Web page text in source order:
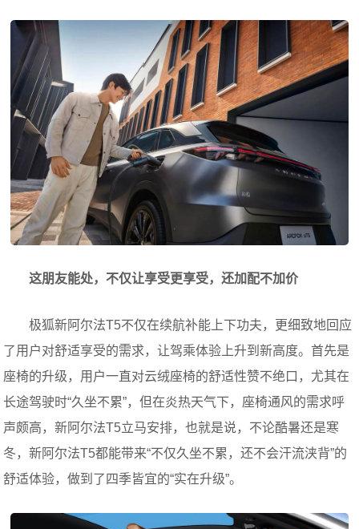
这朋友能处，不仅让享受更享受，还加配不加价
极狐新阿尔法T5不仅在续航补能上下功夫，更细致地回应
了用户对舒适享受的需求，让驾乘体验上升到新高度。首先是
座椅的升级，用户一直对云绒座椅的舒适性赞不绝口，尤其在
长途驾驶时“久坐不累”，但在炎热天气下，座椅通风的需求呼
声颇高，新阿尔法T5立马安排，也就是说，不论酷暑还是寒
冬，新阿尔法T5都能带来“不仅久坐不累，还不会汗流浃背”的
舒适体验，做到了四季皆宜的“实在升级”。